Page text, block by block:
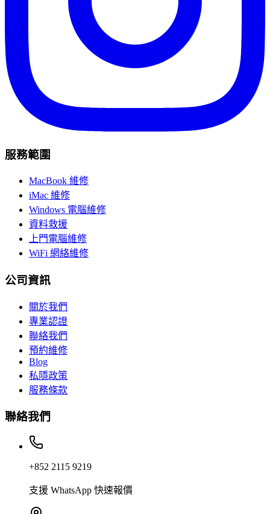
服務範圍
MacBook 維修
iMac 維修
Windows 電腦維修
資料救援
上門電腦維修
WiFi 網絡維修
公司資訊
關於我們
專業認證
聯絡我們
預約維修
Blog
私隱政策
服務條款
聯絡我們
+852 2115 9219
支援 WhatsApp 快速報價